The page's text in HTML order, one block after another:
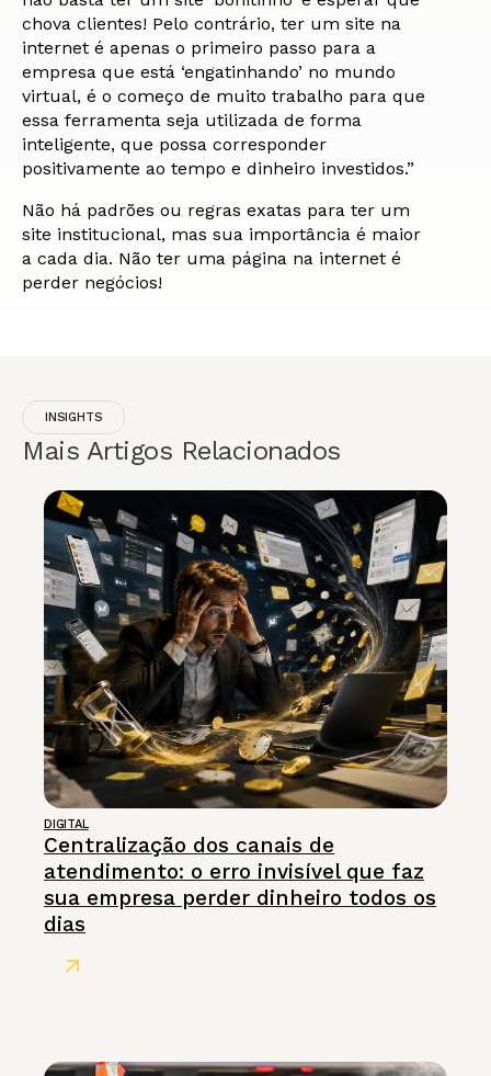
chova clientes! Pelo contrário, ter um site na
internet é apenas o primeiro passo para a
empresa que está ‘engatinhando’ no mundo
virtual, é o começo de muito trabalho para que
essa ferramenta seja utilizada de forma
inteligente, que possa corresponder
positivamente ao tempo e dinheiro investidos.”
Não há padrões ou regras exatas para ter um
site institucional, mas sua importância é maior
a cada dia. Não ter uma página na internet é
perder negócios!
INSIGHTS
Mais Artigos Relacionados
DIGITAL
Centralização dos canais de
atendimento: o erro invisível que faz
sua empresa perder dinheiro todos os
dias